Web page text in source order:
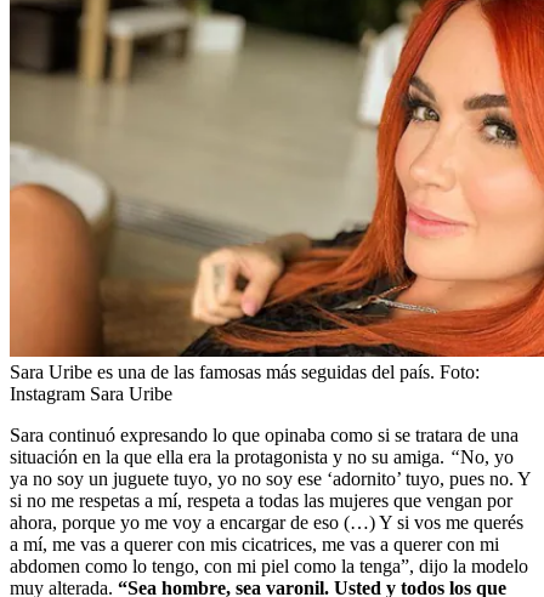
Sara Uribe es una de las famosas más seguidas del país. Foto:
Instagram Sara Uribe
Sara continuó expresando lo que opinaba como si se tratara de una
situación en la que ella era la protagonista y no su amiga. “No, yo
ya no soy un juguete tuyo, yo no soy ese ‘adornito’ tuyo, pues no. Y
si no me respetas a mí, respeta a todas las mujeres que vengan por
ahora, porque yo me voy a encargar de eso (…) Y si vos me querés
a mí, me vas a querer con mis cicatrices, me vas a querer con mi
abdomen como lo tengo, con mi piel como la tenga”, dijo la modelo
muy alterada. “Sea hombre, sea varonil. Usted y todos los que